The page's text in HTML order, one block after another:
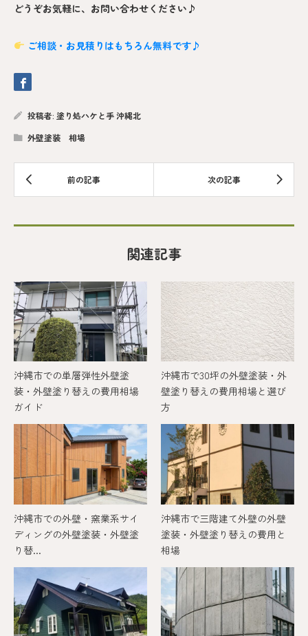
どうぞお気軽に、お問い合わせください♪
ご相談・お見積りはもちろん無料です♪
投稿者: 塗り処ハケと手 沖縄北
外壁塗装 相場
関連記事
沖縄市での単層弾性外壁塗
装・外壁塗り替えの費用相場
ガイド
沖縄市で30坪の外壁塗装・外
壁塗り替えの費用相場と選び
方
沖縄市での外壁・窯業系サイ
ディングの外壁塗装・外壁塗
り替...
沖縄市で三階建て外壁の外壁
塗装・外壁塗り替えの費用と
相場